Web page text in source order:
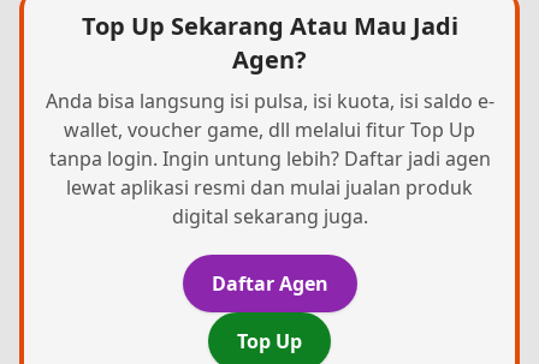
Top Up Sekarang Atau Mau Jadi
Agen?
Anda bisa langsung isi pulsa, isi kuota, isi saldo e-
wallet, voucher game, dll melalui fitur Top Up
tanpa login. Ingin untung lebih? Daftar jadi agen
lewat aplikasi resmi dan mulai jualan produk
digital sekarang juga.
Daftar Agen
Top Up